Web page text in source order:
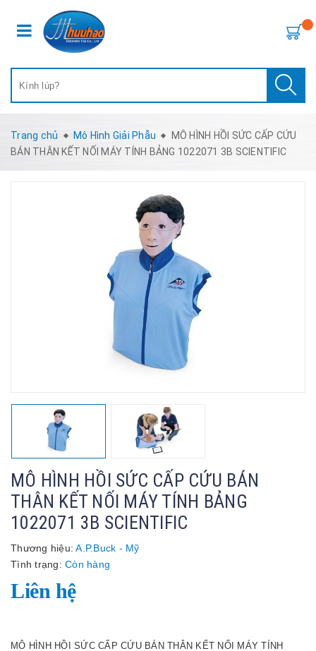
Trang chủ Mô Hình Giải Phẫu
MÔ HÌNH HỒI SỨC CẤP CỨU
BÁN THÂN KẾT NỐI MÁY TÍNH BẢNG 1022071 3B SCIENTIFIC
MÔ HÌNH HỒI SỨC CẤP CỨU BÁN
THÂN KẾT NỐI MÁY TÍNH BẢNG
1022071 3B SCIENTIFIC
Thương hiệu: A.P.Buck - Mỹ
Tình trạng: Còn hàng
Liên hệ
MÔ HÌNH HỒI SỨC CẤP CỨU BÁN THÂN KẾT NỐI MÁY TÍNH